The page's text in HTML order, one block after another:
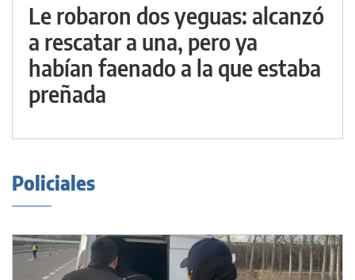
Le robaron dos yeguas: alcanzó
a rescatar a una, pero ya
habían faenado a la que estaba
preñada
Policiales